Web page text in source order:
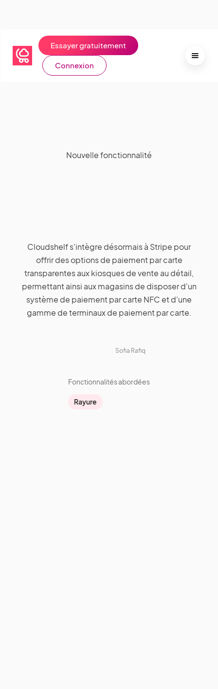
Essayer gratuitement
Connexion
Nouvelle fonctionnalité
Cloudshelf s'intègre désormais à Stripe pour
offrir des options de paiement par carte
transparentes aux kiosques de vente au détail,
permettant ainsi aux magasins de disposer d'un
système de paiement par carte NFC et d'une
gamme de terminaux de paiement par carte.
Sofia Rafiq
Fonctionnalités abordées
Rayure